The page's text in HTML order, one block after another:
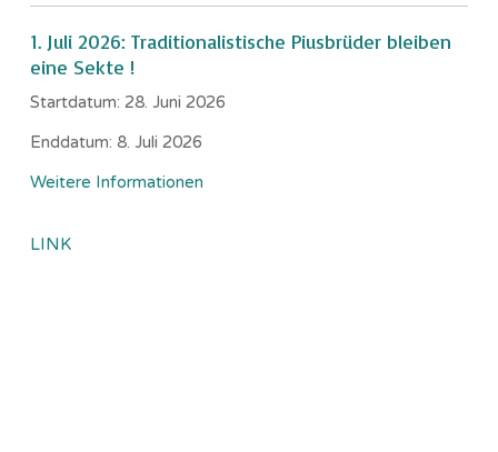
1. Juli 2026: Traditionalistische Piusbrüder bleiben
eine Sekte !
Startdatum: 28. Juni 2026
Enddatum: 8. Juli 2026
Weitere Informationen
LINK